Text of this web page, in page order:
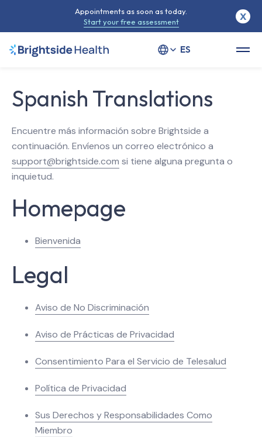
Select your language
Spanish Translations
Encuentre más información sobre Brightside a
continuación. Envíenos un correo electrónico a
support@brightside.com si tiene alguna pregunta o
inquietud.
Homepage
Bienvenida
Legal
Aviso de No Discriminación
Aviso de Prácticas de Privacidad
Consentimiento Para el Servicio de Telesalud
Política de Privacidad
Sus Derechos y Responsabilidades Como
Miembro
Appointments as soon as today.
Start your free assessment
X